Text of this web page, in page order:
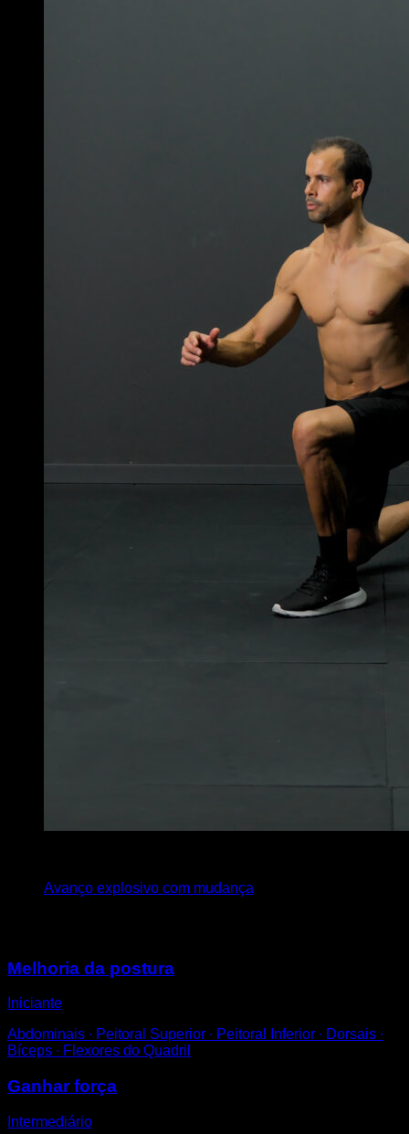
Avanço explosivo com mudança
Melhoria da postura
Iniciante
Abdominais ∙ Peitoral Superior ∙ Peitoral Inferior ∙ Dorsais ∙
Bíceps ∙ Flexores do Quadril
Ganhar força
Intermediário